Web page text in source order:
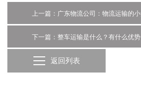
上一篇：广东物流公司：物流运输的
下一篇：整车运输是什么？有什么优势
返回列表